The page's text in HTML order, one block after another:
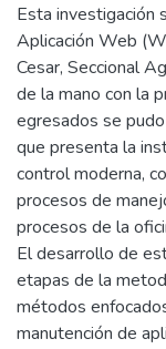
Esta investigación
Aplicación Web
Cesar, Seccional
de la mano con la
egresados se
que presenta la
control moderna,
procesos de
procesos de la
El desarrollo de
etapas de la
métodos
manutención de